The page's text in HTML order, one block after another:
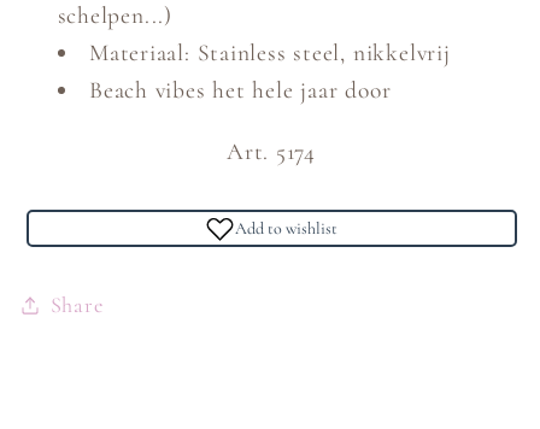
schelpen...)
Materiaal: Stainless steel, nikkelvrij
Beach vibes het hele jaar door
Art. 5174
Add to wishlist
Share